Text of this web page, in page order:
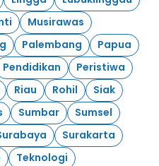
Musirawas
Palembang
Papua
Pendidikan
Peristiwa
Riau Rohil
Siak
Sumbar
Sumsel
Surakarta
Teknologi